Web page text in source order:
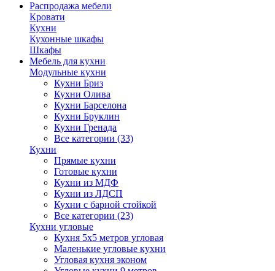
Распродажа мебели
Кровати
Кухни
Кухонные шкафы
Шкафы
Мебель для кухни
Модульные кухни
Кухни Бриз
Кухни Олива
Кухни Барселона
Кухни Бруклин
Кухни Гренада
Все категории (33)
Кухни
Прямые кухни
Готовые кухни
Кухни из МДФ
Кухни из ЛДСП
Кухни с барной стойкой
Все категории (23)
Кухни угловые
Кухня 5х5 метров угловая
Маленькие угловые кухни
Угловая кухня эконом